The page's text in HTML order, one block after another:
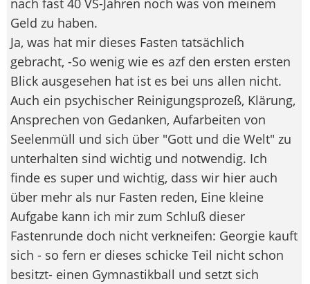
nach fast 40 VS-Jahren noch was von meinem
Geld zu haben.
Ja, was hat mir dieses Fasten tatsächlich
gebracht, -So wenig wie es azf den ersten ersten
Blick ausgesehen hat ist es bei uns allen nicht.
Auch ein psychischer Reinigungsprozeß, Klärung,
Ansprechen von Gedanken, Aufarbeiten von
Seelenmüll und sich über "Gott und die Welt" zu
unterhalten sind wichtig und notwendig. Ich
finde es super und wichtig, dass wir hier auch
über mehr als nur Fasten reden, Eine kleine
Aufgabe kann ich mir zum Schluß dieser
Fastenrunde doch nicht verkneifen: Georgie kauft
sich - so fern er dieses schicke Teil nicht schon
besitzt- einen Gymnastikball und setzt sich